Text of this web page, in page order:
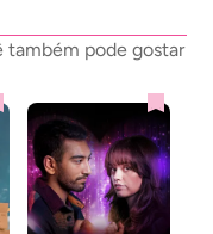
também pode gostar